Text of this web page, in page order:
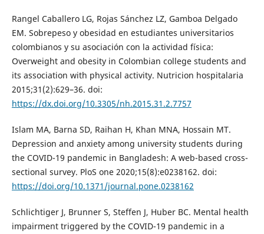
Rangel Caballero LG, Rojas Sánchez LZ, Gamboa Delgado
EM. Sobrepeso y obesidad en estudiantes universitarios
colombianos y su asociación con la actividad física:
Overweight and obesity in Colombian college students and
its association with physical activity. Nutricion hospitalaria
2015;31(2):629–36. doi:
https://dx.doi.org/10.3305/nh.2015.31.2.7757
Islam MA, Barna SD, Raihan H, Khan MNA, Hossain MT.
Depression and anxiety among university students during
the COVID-19 pandemic in Bangladesh: A web-based cross-
sectional survey. PloS one 2020;15(8):e0238162. doi:
https://doi.org/10.1371/journal.pone.0238162
Schlichtiger J, Brunner S, Steffen J, Huber BC. Mental health
impairment triggered by the COVID-19 pandemic in a